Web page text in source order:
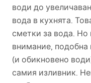
води до
вода в кухнята.
сметки за вода. Но
внимание,
(и обикновено
самия изливник.